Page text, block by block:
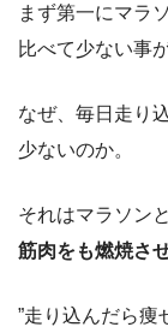
まず第一にマラ
比べて少ない事
なぜ、毎日走り
少ないのか。
それはマラソン
筋肉をも燃焼さ
”走り込んだら痩